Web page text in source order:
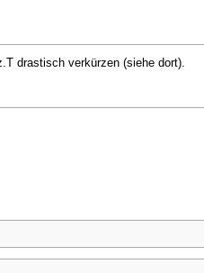
drastisch verkürzen (siehe dort).